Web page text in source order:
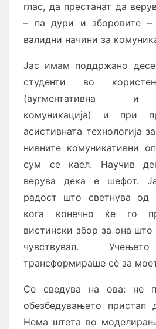
глас, да престанат да
– па дури и зборовите –
валидни начини за
Јас имам поддржано
студенти во
(аугментативна и
комуникација) и при
асистивната технологија
нивните комуникативни
сум се каел. Научив
верува дека е шефот.
радост што светнува од
кога конечно ќе го
вистински збор за она
чувствувал.
трансформираше сè за
Се сведува на ова: не
обезбедувањето пристап
Нема штета во